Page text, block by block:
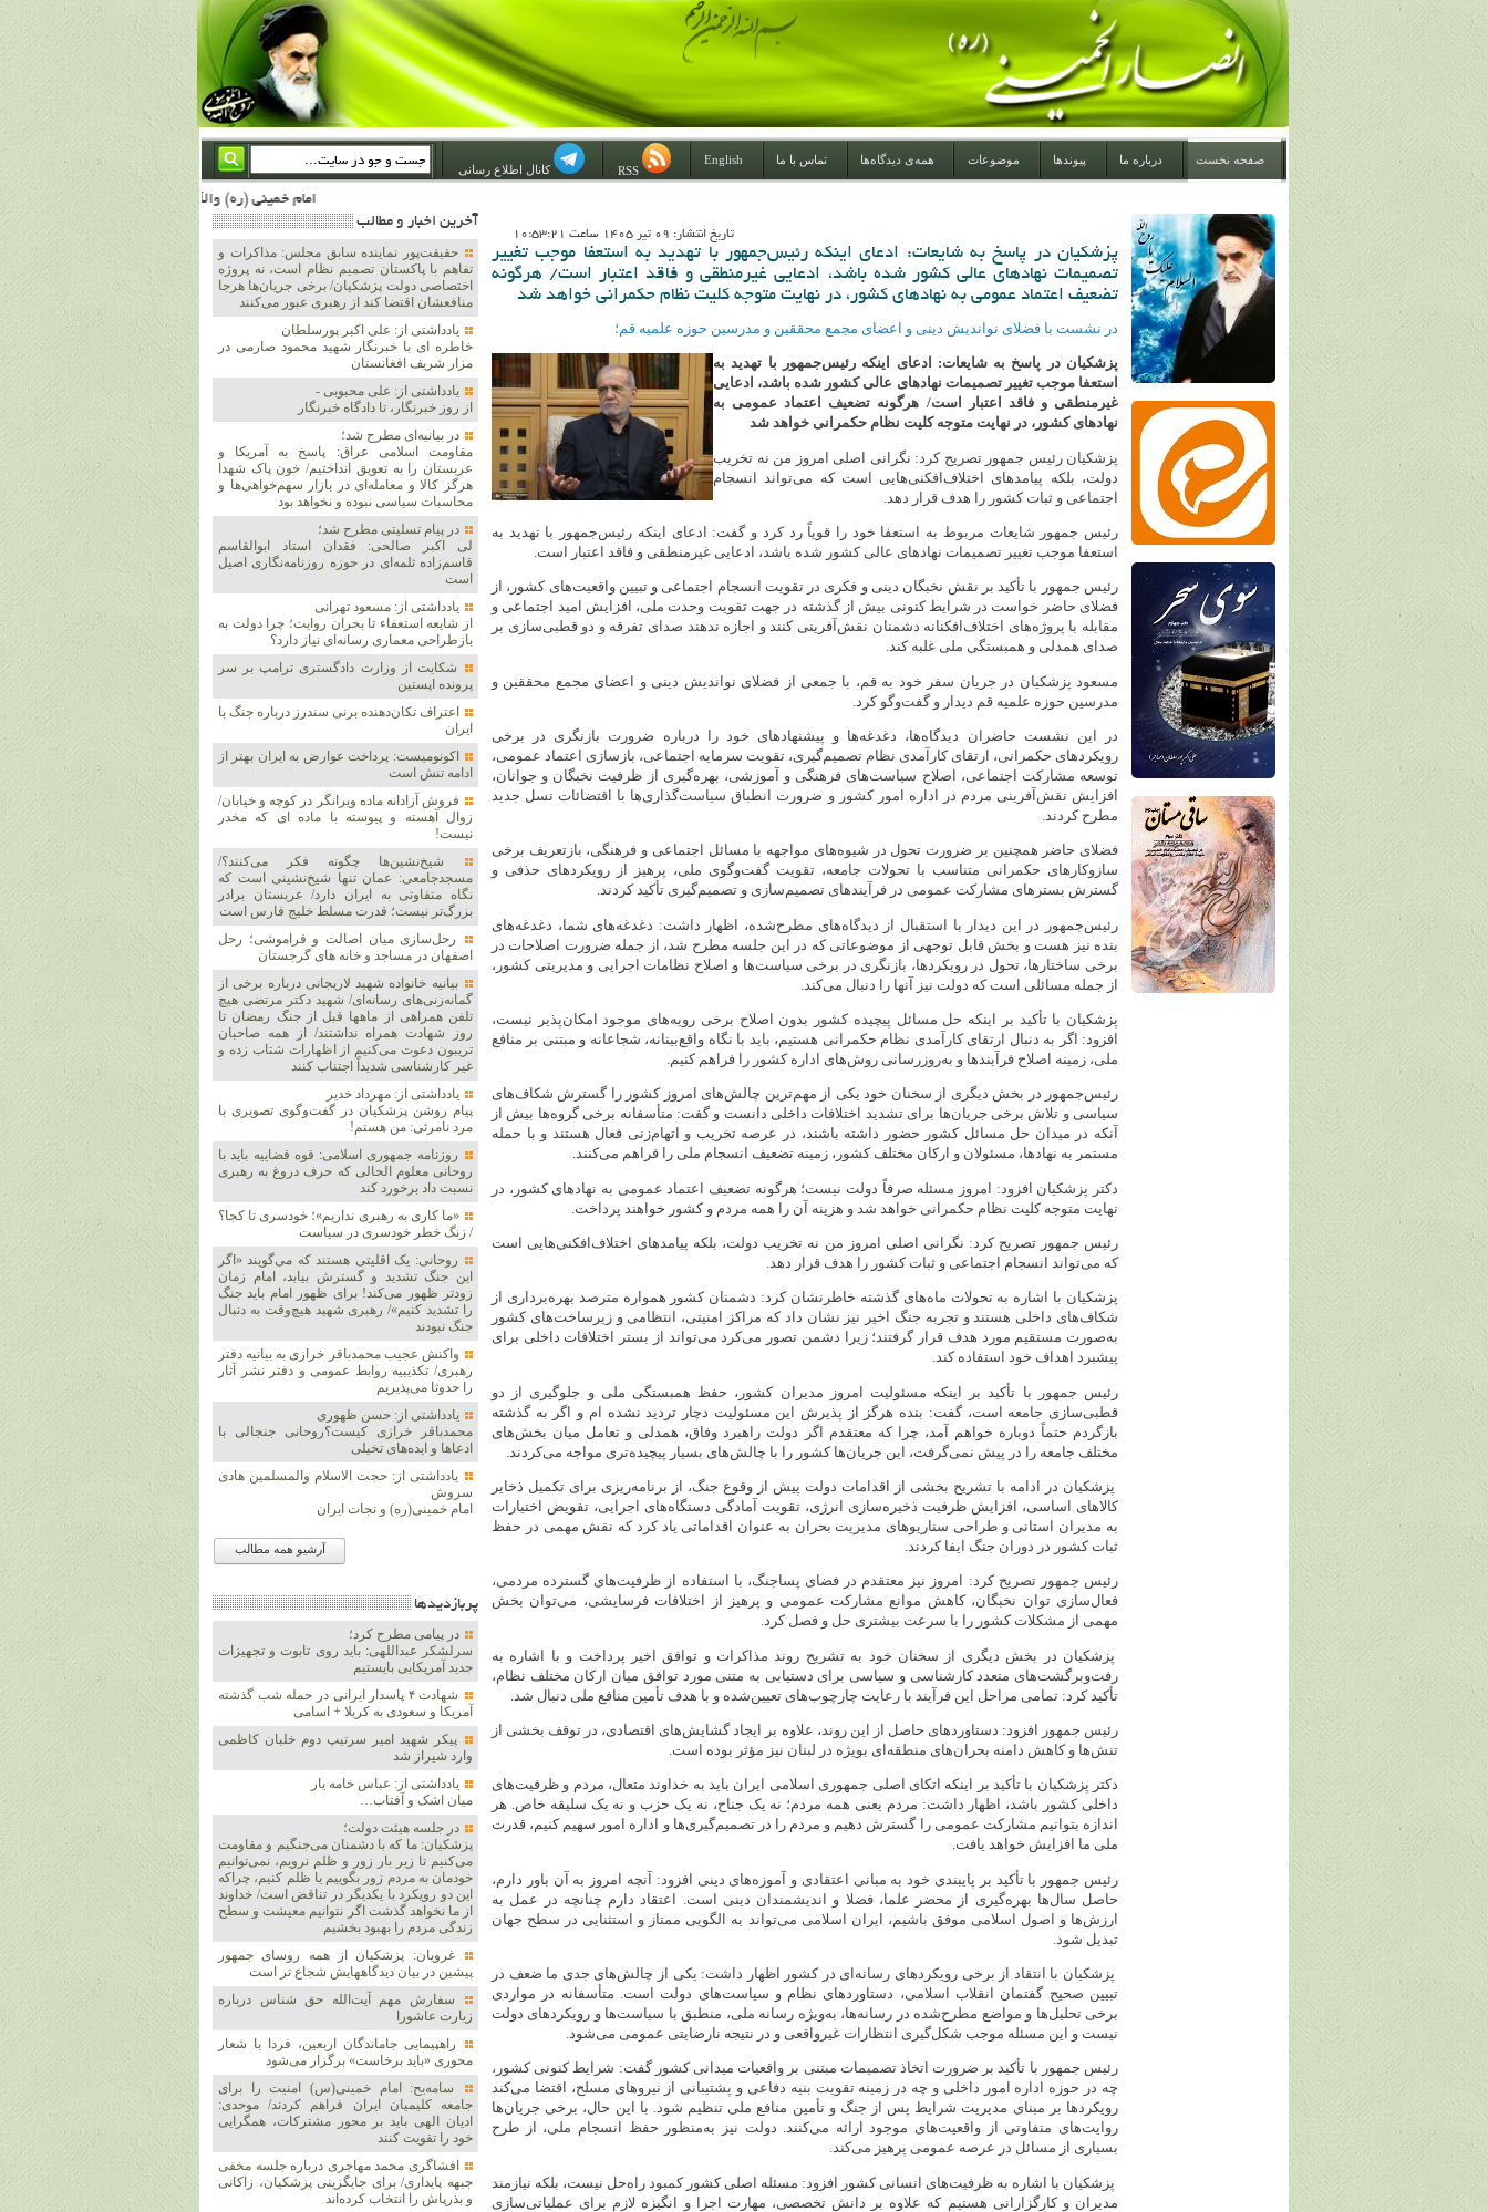
صفحه نخست درباره ما پیوندها موضوعات همه‌ی دیدگاه‌ها تماس با ما
English
کانال اطلاع رسانی
امام خمینی (ره) والله اسلام تمامش سیاست است؛ ***** امام شهید: به گفتار امام و کردار امام اهتمام بورزید ***** امام خمینی(ره): ان شاء الله ما اندوه دلمان را در وقت مناسب با انتقام از امریکا و آل سعود برطرف خواهیم ساخت و داغ و حسرت حلاوت این جنایت بزرگ را بر دلشان خواهیم نهاد 1367/4/29 ***** امام خمینی(رحمة الله علیه) : حکومت آل سعود، این وهابیهای پست بیخبر از خدا بسان خنجرند که همیشه از پشت در قلب مسلمانان فرو رفته‌اند 1366/5/12***** امام خمینی (ره) شهادت در راه خدا مسئله ای نیست که بشود با پیروزی
تاريخ انتشار: 09 تير 1405 ساعت 10:53:21
پزشکیان در پاسخ به شایعات: ادعای اینکه رئیس‌جمهور با تهدید به استعفا موجب تغییر
تصمیمات نهادهای عالی کشور شده باشد، ادعایی غیرمنطقی و فاقد اعتبار است/ هرگونه
تضعیف اعتماد عمومی به نهادهای کشور، در نهایت متوجه کلیت نظام حکمرانی خواهد شد
در نشست با فضلای نواندیش دینی و اعضای مجمع محققین و مدرسین حوزه علمیه قم؛
پزشکیان در پاسخ به شایعات: ادعای اینکه رئیس‌جمهور با تهدید به
استعفا موجب تغییر تصمیمات نهادهای عالی کشور شده باشد، ادعایی
غیرمنطقی و فاقد اعتبار است/ هرگونه تضعیف اعتماد عمومی به
نهادهای کشور، در نهایت متوجه کلیت نظام حکمرانی خواهد شد
پزشکیان رئیس جمهور تصریح کرد: نگرانی اصلی امروز من نه تخریب
دولت، بلکه پیامدهای اختلاف‌افکنی‌هایی است که می‌تواند انسجام
اجتماعی و ثبات کشور را هدف قرار دهد.
رئیس جمهور شایعات مربوط به استعفا خود را قویاً رد کرد و گفت: ادعای اینکه رئیس‌جمهور با تهدید به
استعفا موجب تغییر تصمیمات نهادهای عالی کشور شده باشد، ادعایی غیرمنطقی و فاقد اعتبار است.
رئیس جمهور با تأکید بر نقش نخبگان دینی و فکری در تقویت انسجام اجتماعی و تبیین واقعیت‌های کشور، از
فضلای حاضر خواست در شرایط کنونی بیش از گذشته در جهت تقویت وحدت ملی، افزایش امید اجتماعی و
مقابله با پروژه‌های اختلاف‌افکنانه دشمنان نقش‌آفرینی کنند و اجازه ندهند صدای تفرقه و دو قطبی‌سازی بر
صدای همدلی و همبستگی ملی غلبه کند.
مسعود پزشکیان در جریان سفر خود به قم، با جمعی از فضلای نواندیش دینی و اعضای مجمع محققین و
مدرسین حوزه علمیه قم دیدار و گفت‌وگو کرد.
در این نشست حاضران دیدگاه‌ها، دغدغه‌ها و پیشنهادهای خود را درباره ضرورت بازنگری در برخی
رویکردهای حکمرانی، ارتقای کارآمدی نظام تصمیم‌گیری، تقویت سرمایه اجتماعی، بازسازی اعتماد عمومی،
توسعه مشارکت اجتماعی، اصلاح سیاست‌های فرهنگی و آموزشی، بهره‌گیری از ظرفیت نخبگان و جوانان،
افزایش نقش‌آفرینی مردم در اداره امور کشور و ضرورت انطباق سیاست‌گذاری‌ها با اقتضائات نسل جدید
مطرح کردند.
فضلای حاضر همچنین بر ضرورت تحول در شیوه‌های مواجهه با مسائل اجتماعی و فرهنگی، بازتعریف برخی
سازوکارهای حکمرانی متناسب با تحولات جامعه، تقویت گفت‌وگوی ملی، پرهیز از رویکردهای حذفی و
گسترش بسترهای مشارکت عمومی در فرآیندهای تصمیم‌سازی و تصمیم‌گیری تأکید کردند.
رئیس‌جمهور در این دیدار با استقبال از دیدگاه‌های مطرح‌شده، اظهار داشت: دغدغه‌های شما، دغدغه‌های
بنده نیز هست و بخش قابل توجهی از موضوعاتی که در این جلسه مطرح شد، از جمله ضرورت اصلاحات در
برخی ساختارها، تحول در رویکردها، بازنگری در برخی سیاست‌ها و اصلاح نظامات اجرایی و مدیریتی کشور،
از جمله مسائلی است که دولت نیز آنها را دنبال می‌کند.
پزشکیان با تأکید بر اینکه حل مسائل پیچیده کشور بدون اصلاح برخی رویه‌های موجود امکان‌پذیر نیست،
افزود: اگر به دنبال ارتقای کارآمدی نظام حکمرانی هستیم، باید با نگاه واقع‌بینانه، شجاعانه و مبتنی بر منافع
ملی، زمینه اصلاح فرآیندها و به‌روزرسانی روش‌های اداره کشور را فراهم کنیم.
رئیس‌جمهور در بخش دیگری از سخنان خود یکی از مهم‌ترین چالش‌های امروز کشور را گسترش شکاف‌های
سیاسی و تلاش برخی جریان‌ها برای تشدید اختلافات داخلی دانست و گفت: متأسفانه برخی گروه‌ها بیش از
آنکه در میدان حل مسائل کشور حضور داشته باشند، در عرصه تخریب و اتهام‌زنی فعال هستند و با حمله
مستمر به نهادها، مسئولان و ارکان مختلف کشور، زمینه تضعیف انسجام ملی را فراهم می‌کنند.
دکتر پزشکیان افزود: امروز مسئله صرفاً دولت نیست؛ هرگونه تضعیف اعتماد عمومی به نهادهای کشور، در
نهایت متوجه کلیت نظام حکمرانی خواهد شد و هزینه آن را همه مردم و کشور خواهند پرداخت.
رئیس جمهور تصریح کرد: نگرانی اصلی امروز من نه تخریب دولت، بلکه پیامدهای اختلاف‌افکنی‌هایی است
که می‌تواند انسجام اجتماعی و ثبات کشور را هدف قرار دهد.
پزشکیان با اشاره به تحولات ماه‌های گذشته خاطرنشان کرد: دشمنان کشور همواره مترصد بهره‌برداری از
شکاف‌های داخلی هستند و تجربه جنگ اخیر نیز نشان داد که مراکز امنیتی، انتظامی و زیرساخت‌های کشور
به‌صورت مستقیم مورد هدف قرار گرفتند؛ زیرا دشمن تصور می‌کرد می‌تواند از بستر اختلافات داخلی برای
پیشبرد اهداف خود استفاده کند.
رئیس جمهور با تأکید بر اینکه مسئولیت امروز مدیران کشور، حفظ همبستگی ملی و جلوگیری از دو
قطبی‌سازی جامعه است، گفت: بنده هرگز از پذیرش این مسئولیت دچار تردید نشده ام و اگر به گذشته
بازگردم حتماً دوباره خواهم آمد، چرا که معتقدم اگر دولت راهبرد وفاق، همدلی و تعامل میان بخش‌های
مختلف جامعه را در پیش نمی‌گرفت، این جریان‌ها کشور را با چالش‌های بسیار پیچیده‌تری مواجه می‌کردند.
پزشکیان در ادامه با تشریح بخشی از اقدامات دولت پیش از وقوع جنگ، از برنامه‌ریزی برای تکمیل ذخایر
کالاهای اساسی، افزایش ظرفیت ذخیره‌سازی انرژی، تقویت آمادگی دستگاه‌های اجرایی، تفویض اختیارات
به مدیران استانی و طراحی سناریوهای مدیریت بحران به عنوان اقداماتی یاد کرد که نقش مهمی در حفظ
ثبات کشور در دوران جنگ ایفا کردند.
رئیس جمهور تصریح کرد: امروز نیز معتقدم در فضای پساجنگ، با استفاده از ظرفیت‌های گسترده مردمی،
فعال‌سازی توان نخبگان، کاهش موانع مشارکت عمومی و پرهیز از اختلافات فرسایشی، می‌توان بخش
مهمی از مشکلات کشور را با سرعت بیشتری حل و فصل کرد.
پزشکیان در بخش دیگری از سخنان خود به تشریح روند مذاکرات و توافق اخیر پرداخت و با اشاره به
رفت‌وبرگشت‌های متعدد کارشناسی و سیاسی برای دستیابی به متنی مورد توافق میان ارکان مختلف نظام،
تأکید کرد: تمامی مراحل این فرآیند با رعایت چارچوب‌های تعیین‌شده و با هدف تأمین منافع ملی دنبال شد.
رئیس جمهور افزود: دستاوردهای حاصل از این روند، علاوه بر ایجاد گشایش‌های اقتصادی، در توقف بخشی از
تنش‌ها و کاهش دامنه بحران‌های منطقه‌ای بویژه در لبنان نیز مؤثر بوده است.
دکتر پزشکیان با تأکید بر اینکه اتکای اصلی جمهوری اسلامی ایران باید به خداوند متعال، مردم و ظرفیت‌های
داخلی کشور باشد، اظهار داشت: مردم یعنی همه مردم؛ نه یک جناح، نه یک حزب و نه یک سلیقه خاص. هر
اندازه بتوانیم مشارکت عمومی را گسترش دهیم و مردم را در تصمیم‌گیری‌ها و اداره امور سهیم کنیم، قدرت
ملی ما افزایش خواهد یافت.
رئیس جمهور با تأکید بر پایبندی خود به مبانی اعتقادی و آموزه‌های دینی افزود: آنچه امروز به آن باور دارم،
حاصل سال‌ها بهره‌گیری از محضر علما، فضلا و اندیشمندان دینی است. اعتقاد دارم چنانچه در عمل به
ارزش‌ها و اصول اسلامی موفق باشیم، ایران اسلامی می‌تواند به الگویی ممتاز و استثنایی در سطح جهان
تبدیل شود.
پزشکیان با انتقاد از برخی رویکردهای رسانه‌ای در کشور اظهار داشت: یکی از چالش‌های جدی ما ضعف در
تبیین صحیح گفتمان انقلاب اسلامی، دستاوردهای نظام و سیاست‌های دولت است. متأسفانه در مواردی
برخی تحلیل‌ها و مواضع مطرح‌شده در رسانه‌ها، به‌ویژه رسانه ملی، منطبق با سیاست‌ها و رویکردهای دولت
نیست و این مسئله موجب شکل‌گیری انتظارات غیرواقعی و در نتیجه نارضایتی عمومی می‌شود.
رئیس جمهور با تأکید بر ضرورت اتخاذ تصمیمات مبتنی بر واقعیات میدانی کشور گفت: شرایط کنونی کشور،
چه در حوزه اداره امور داخلی و چه در زمینه تقویت بنیه دفاعی و پشتیبانی از نیروهای مسلح، اقتضا می‌کند
رویکردها بر مبنای مدیریت شرایط پس از جنگ و تأمین منافع ملی تنظیم شود. با این حال، برخی جریان‌ها
روایت‌های متفاوتی از واقعیت‌های موجود ارائه می‌کنند. دولت نیز به‌منظور حفظ انسجام ملی، از طرح
بسیاری از مسائل در عرصه عمومی پرهیز می‌کند.
پزشکیان با اشاره به ظرفیت‌های انسانی کشور افزود: مسئله اصلی کشور کمبود راه‌حل نیست، بلکه نیازمند
مدیران و کارگزارانی هستیم که علاوه بر دانش تخصصی، مهارت اجرا و انگیزه لازم برای عملیاتی‌سازی
آخرين اخبار و مطالب
حقیقت‌پور نماینده سابق مجلس: مذاکرات و
تفاهم با پاکستان تصمیم نظام است، نه پروژه
اختصاصی دولت پزشکیان/ برخی جریان‌ها هرجا
منافعشان اقتضا کند از رهبری عبور می‌کنند
یادداشتی از: علی اکبر پورسلطان
خاطره ای با خبرنگار شهید محمود صارمی در
مزار شریف افغانستان
یادداشتی از: علی محبوبی -
از روز خبرنگار، تا دادگاه خبرنگار
در بیانیه‌ای مطرح شد؛
مقاومت اسلامی عراق: پاسخ به آمریکا و
عربستان را به تعویق انداختیم/ خون پاک شهدا
هرگز کالا و معامله‌ای در بازار سهم‌خواهی‌ها و
محاسبات سیاسی نبوده و نخواهد بود
در پیام تسلیتی مطرح شد؛
لی اکبر صالحی: فقدان استاد ابوالقاسم
قاسم‌زاده ثلمه‌ای در حوزه روزنامه‌نگاری اصیل
است
یادداشتی از: مسعود تهرانی
از شایعه استعفاء تا بحران روایت؛ چرا دولت به
بازطراحی معماری رسانه‌ای نیاز دارد؟
شکایت از وزارت دادگستری ترامپ بر سر
پرونده اپستین
اعتراف تکان‌دهنده برنی سندرز درباره جنگ با
ایران
اکونومیست: پرداخت عوارض به ایران بهتر از
ادامه تنش است
فروش آزادانه ماده ویرانگر در کوچه و خیابان/
زوال آهسته و پیوسته با ماده ای که مخدر
نیست!
شیخ‌نشین‌ها چگونه فکر می‌کنند؟/
مسجدجامعی: عمان تنها شیخ‌نشینی است که
نگاه متفاوتی به ایران دارد/ عربستان برادر
بزرگ‌تر نیست؛ قدرت مسلط خلیج فارس است
رحل‌سازی میان اصالت و فراموشی؛ رحل
اصفهان در مساجد و خانه های گرجستان
بیانیه خانواده شهید لاریجانی درباره برخی از
گمانه‌زنی‌های رسانه‌ای/ شهید دکتر مرتضی هیچ
تلفن همراهی از ماهها قبل از جنگ رمضان تا
روز شهادت همراه نداشتند/ از همه صاحبان
تریبون دعوت می‌کنیم از اظهارات شتاب زده و
غیر کارشناسی شدیداً اجتناب کنند
یادداشتی از: مهرداد خدیر
پیام روشن پزشکیان در گفت‌و‌گوی تصویری با
مرد نامرئی: من هستم!
روزنامه جمهوری اسلامی: قوه قضاییه باید با
روحانی معلوم الحالی که حرف دروغ به رهبری
نسبت داد برخورد کند
«ما کاری به رهبری نداریم»؛ خودسری تا کجا؟
/ زنگ خطر خودسری در سیاست
روحانی: یک اقلیتی هستند که می‌گویند «اگر
این جنگ تشدید و گسترش بیابد، امام زمان
زودتر ظهور می‌کند! برای ظهور امام باید جنگ
را تشدید کنیم»/ رهبری شهید هیچ‌وقت به دنبال
جنگ نبودند
واکنش عجیب محمدباقر خرازی به بیانیه دفتر
رهبری/ تکذیبیه روابط عمومی و دفتر نشر آثار
را حدوثا می‌پذیریم
یادداشتی از: حسن ظهوری
محمدباقر خرازی کیست؟روحانی جنجالی با
ادعاها و ایده‌های تخیلی
یادداشتی از: حجت الاسلام والمسلمین هادی
سروش
امام خمینی(ره) و نجات ایران
آرشیو همه مطالب
پربازديدها
در پیامی مطرح کرد؛
سرلشکر عبداللهی: باید روی تابوت و تجهیزات
جدید آمریکایی بایستیم
شهادت ۴ پاسدار ایرانی در حمله شب گذشته
آمریکا و سعودی به کربلا + اسامی
پیکر شهید امیر سرتیپ دوم خلبان کاظمی
وارد شیراز شد
یادداشتی از: عباس خامه یار
میان اشک و آفتاب…
در جلسه هیئت دولت؛
پزشکیان: ما که با دشمنان می‌جنگیم و مقاومت
می‌کنیم تا زیر بار زور و ظلم نرویم، نمی‌توانیم
خودمان به مردم زور بگوییم یا ظلم کنیم، چراکه
این دو رویکرد با یکدیگر در تناقض است/ خداوند
از ما نخواهد گذشت اگر نتوانیم معیشت و سطح
زندگی مردم را بهبود بخشیم
غرویان: پزشکیان از همه روسای جمهور
پیشین در بیان دیدگاههایش شجاع تر است
سفارش مهم آیت‌الله حق شناس درباره
زیارت عاشورا
راهپیمایی جاماندگان اربعین، فردا با شعار
محوری «باید برخاست» برگزار می‌شود
سامه‌یح: امام خمینی(س) امنیت را برای
جامعه کلیمیان ایران فراهم کردند/ موحدی:
ادیان الهی باید بر محور مشترکات، همگرایی
خود را تقویت کنند
افشاگری محمد مهاجری درباره جلسه مخفی
جبهه پایداری/ برای جایگزینی پزشکیان، زاکانی
و بذرپاش را انتخاب کرده‌اند